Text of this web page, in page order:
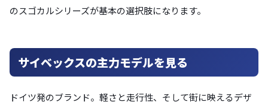
のスゴカルシリーズが基本の選択肢になります。
サイベックスの主力モデルを見る
ドイツ発のブランド。軽さと走行性、そして街に映えるデザ